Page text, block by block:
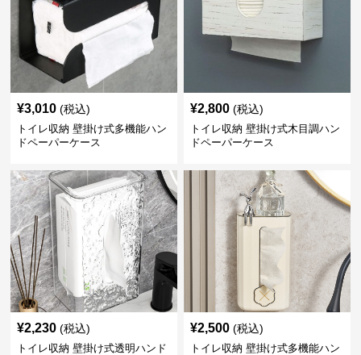
¥3,010 (税込)
トイレ収納 壁掛け式多機能ハン
ドペーパーケース
¥2,800 (税込)
トイレ収納 壁掛け式木目調ハン
ドペーパーケース
¥2,230 (税込)
トイレ収納 壁掛け式透明ハンド
¥2,500 (税込)
トイレ収納 壁掛け式多機能ハン